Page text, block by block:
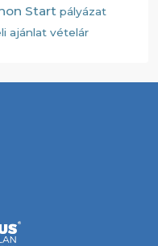
Start pályázat
ajánlat vételár